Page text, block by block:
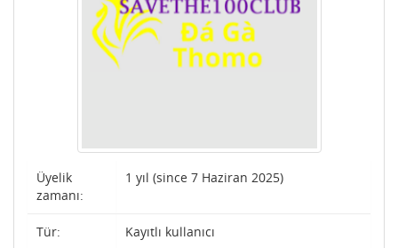
Üyelik
zamanı:
1 yıl (since 7 Haziran 2025)
Tür: Kayıtlı kullanıcı